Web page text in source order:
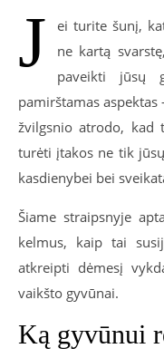
J
ei turite šunį,
ne kartą
paveikti jūsų
pamirštamas aspektas
žvilgsnio atrodo, kad
turėti įtakos ne tik
kasdienybei bei
Šiame straipsnyje
kelmus, kaip tai
atkreipti dėmesį
vaikšto gyvūnai.
Ką gyvūnui